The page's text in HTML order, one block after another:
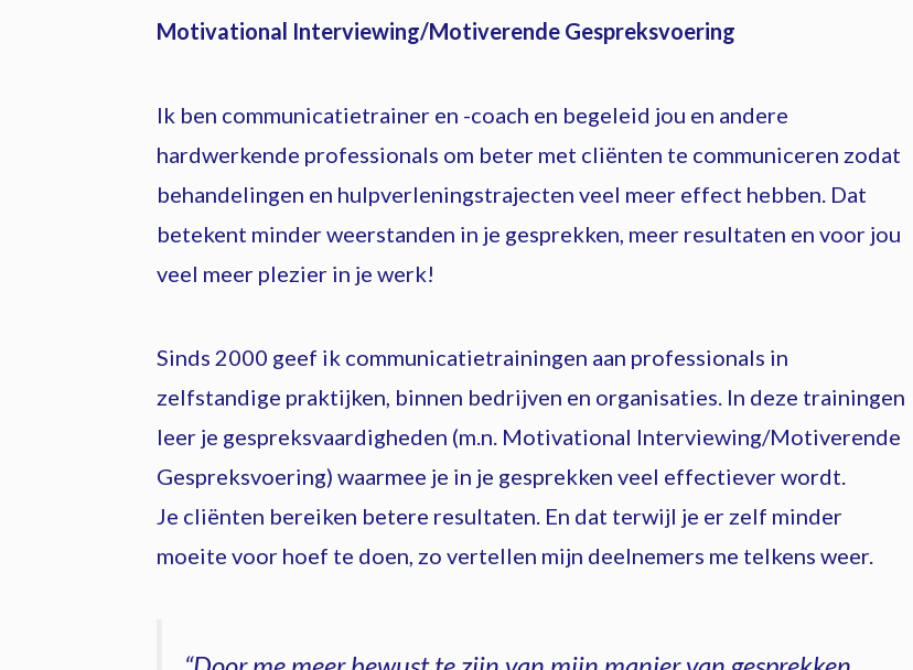
Motivational Interviewing/Motiverende Gespreksvoering
Ik ben communicatietrainer en -coach en begeleid jou en andere
hardwerkende professionals om beter met cliënten te communiceren zodat
behandelingen en hulpverleningstrajecten veel meer effect hebben. Dat
betekent minder weerstanden in je gesprekken, meer resultaten en voor jou
veel meer plezier in je werk!
Sinds 2000 geef ik communicatietrainingen aan professionals in
zelfstandige praktijken, binnen bedrijven en organisaties. In deze trainingen
leer je gespreksvaardigheden (m.n. Motivational Interviewing/Motiverende
Gespreksvoering) waarmee je in je gesprekken veel effectiever wordt.
Je cliënten bereiken betere resultaten. En dat terwijl je er zelf minder
moeite voor hoef te doen, zo vertellen mijn deelnemers me telkens weer.